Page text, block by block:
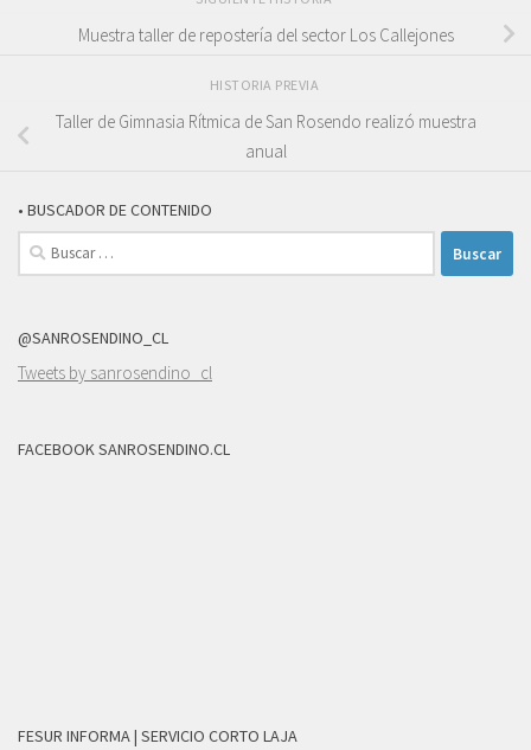
Muestra taller de repostería del sector Los Callejones
HISTORIA PREVIA
Taller de Gimnasia Rítmica de San Rosendo realizó muestra
anual
• BUSCADOR DE CONTENIDO
Buscar:
@SANROSENDINO_CL
Tweets by sanrosendino_cl
FACEBOOK SANROSENDINO.CL
FESUR INFORMA | SERVICIO CORTO LAJA